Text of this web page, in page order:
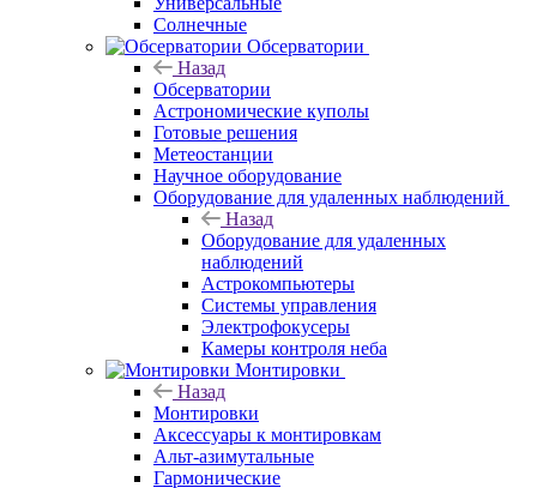
Солнечные
Обсерватории
Назад
Обсерватории
Астрономические куполы
Готовые решения
Метеостанции
Научное оборудование
Оборудование для удаленных наблюдений
Назад
Оборудование для удаленных
наблюдений
Астрокомпьютеры
Системы управления
Электрофокусеры
Камеры контроля неба
Монтировки
Назад
Монтировки
Аксессуары к монтировкам
Альт-азимутальные
Гармонические